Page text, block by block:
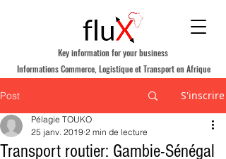
Informations Commerce, Logistique et Transport en Afrique
Key information for your business
Post S'inscrire
Transport routier: Gambie-Sénégal
Pélagie TOUKO
25 janv. 2019 2 min de lecture